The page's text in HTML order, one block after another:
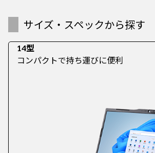
サイズ・スペックから探す
14型
コンパクトで持ち運びに便利